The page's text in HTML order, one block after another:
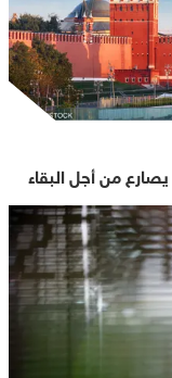
من أجل البقاء